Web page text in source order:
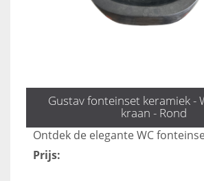
Gustav fonteinset keramiek -
kraan - Rond
Prijs: